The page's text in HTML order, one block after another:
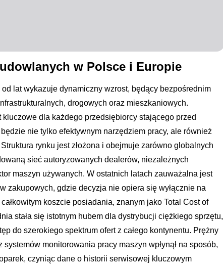
w Polsce i Europie
lat wykazuje dynamiczny wzrost, będący bezpośrednim
drogowych oraz mieszkaniowych.
dla każdego przedsiębiorcy stającego przed
nie tylko efektywnym narzędziem pracy, ale również
rynku jest złożona i obejmuje zarówno globalnych
sieć autoryzowanych dealerów, niezależnych
maszyn używanych. W ostatnich latach zauważalna jest
zakupowych, gdzie decyzja nie opiera się wyłącznie na
koszcie posiadania, znanym jako Total Cost of
stała się istotnym hubem dla dystrybucji ciężkiego sprzętu,
do szerokiego spektrum ofert z całego kontynentu. Prężny
monitorowania pracy maszyn wpłynął na sposób,
czyniąc dane o historii serwisowej kluczowym